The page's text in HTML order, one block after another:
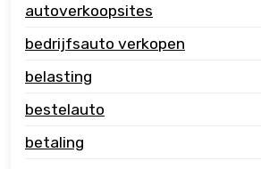
autoverkoopsites
bedrijfsauto verkopen
belasting
bestelauto
betaling